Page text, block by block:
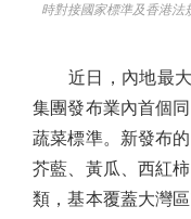
時對接國家標準及香港法
近日，內地最大
集團發布業內首個
蔬菜標準。新發布
芥藍、黃瓜、西紅
類，基本覆蓋大灣